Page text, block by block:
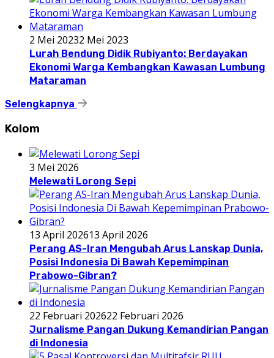
2 Mei 20232 Mei 2023
Lurah Bendung Didik Rubiyanto: Berdayakan
Ekonomi Warga Kembangkan Kawasan Lumbung
Mataraman
Selengkapnya
Kolom
3 Mei 2026
Melewati Lorong Sepi
13 April 202613 April 2026
Perang AS-Iran Mengubah Arus Lanskap Dunia,
Posisi Indonesia Di Bawah Kepemimpinan
Prabowo-Gibran?
22 Februari 202622 Februari 2026
Jurnalisme Pangan Dukung Kemandirian Pangan
di Indonesia